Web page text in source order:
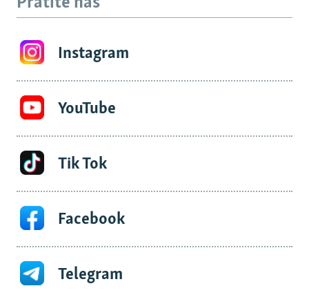
Instagram
YouTube
Tik Tok
Facebook
Telegram